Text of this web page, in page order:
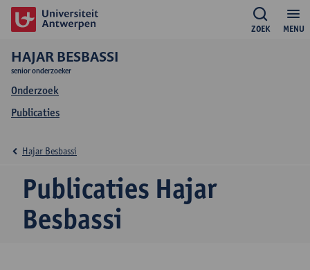
MENU
ZOEK
HAJAR BESBASSI
senior onderzoeker
Onderzoek
Publicaties
Publicaties Hajar
Besbassi
Hajar Besbassi